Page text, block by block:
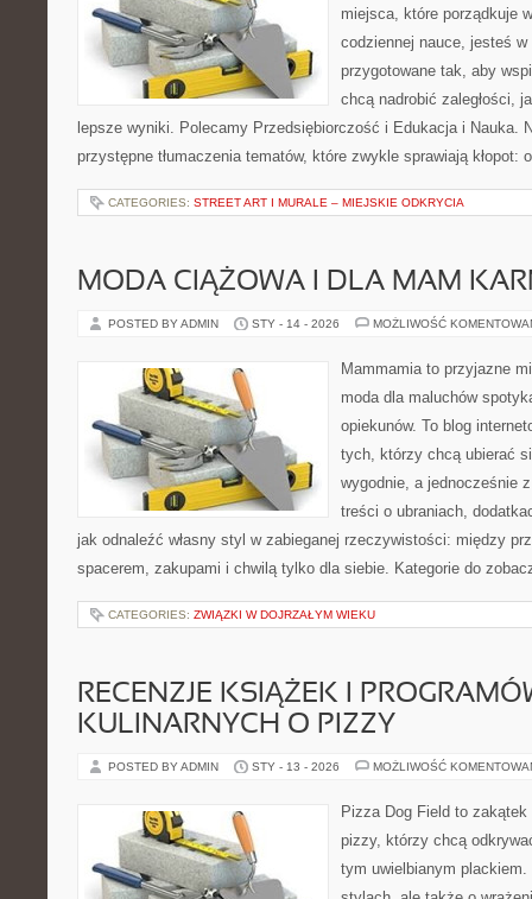
miejsca, które porządkuje
codziennej nauce, jesteś
przygotowane tak, aby
chcą nadrobić zaległości,
lepsze wyniki. Polecamy Przedsiębiorczość i Edukacja i Nauka.
przystępne tłumaczenia tematów, które zwykle sprawiają
CATEGORIES: STREET ART I MURALE – MIEJSKIE ODKRYCIA
MODA CIĄŻOWA I DLA MAM
POSTED BY ADMIN STY - 14 - 2026 MOŻLIWOŚĆ
Mammamia to przyjazne
moda dla maluchów
opiekunów. To blog
tych, którzy chcą ubierać
wygodnie, a jednocześnie
treści o ubraniach,
jak odnaleźć własny styl w zabieganej rzeczywistości: między
spacerem, zakupami i chwilą tylko dla siebie. Kategorie do
CATEGORIES: ZWIĄZKI W DOJRZAŁYM WIEKU
RECENZJE KSIĄŻEK I
KULINARNYCH O PIZZY
POSTED BY ADMIN STY - 13 - 2026 MOŻLIWOŚĆ
Pizza Dog Field to zakątek
pizzy, którzy chcą
tym uwielbianym